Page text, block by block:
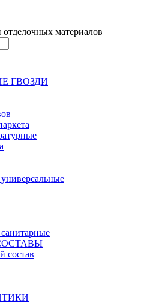
материалов
ГВОЗДИ
состав